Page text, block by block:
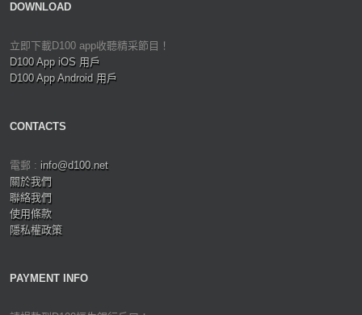
DOWNLOAD
立即下載D100 app收聽精采節目！
D100 App iOS 用戶
D100 App Android 用戶
CONTACTS
電郵 : info@d100.net
關於我們
聯絡我們
使用條款
隱私權政策
PAYMENT INFO